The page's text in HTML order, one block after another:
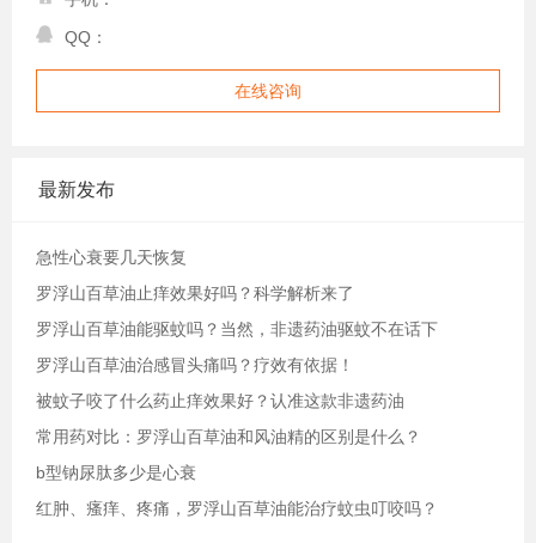
QQ：
在线咨询
最新发布
急性心衰要几天恢复
罗浮山百草油止痒效果好吗？科学解析来了
罗浮山百草油能驱蚊吗？当然，非遗药油驱蚊不在话下
罗浮山百草油治感冒头痛吗？疗效有依据！
被蚊子咬了什么药止痒效果好？认准这款非遗药油
常用药对比：罗浮山百草油和风油精的区别是什么？
b型钠尿肽多少是心衰
红肿、瘙痒、疼痛，罗浮山百草油能治疗蚊虫叮咬吗？